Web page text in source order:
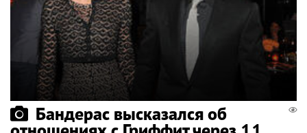
Бандерас высказался об